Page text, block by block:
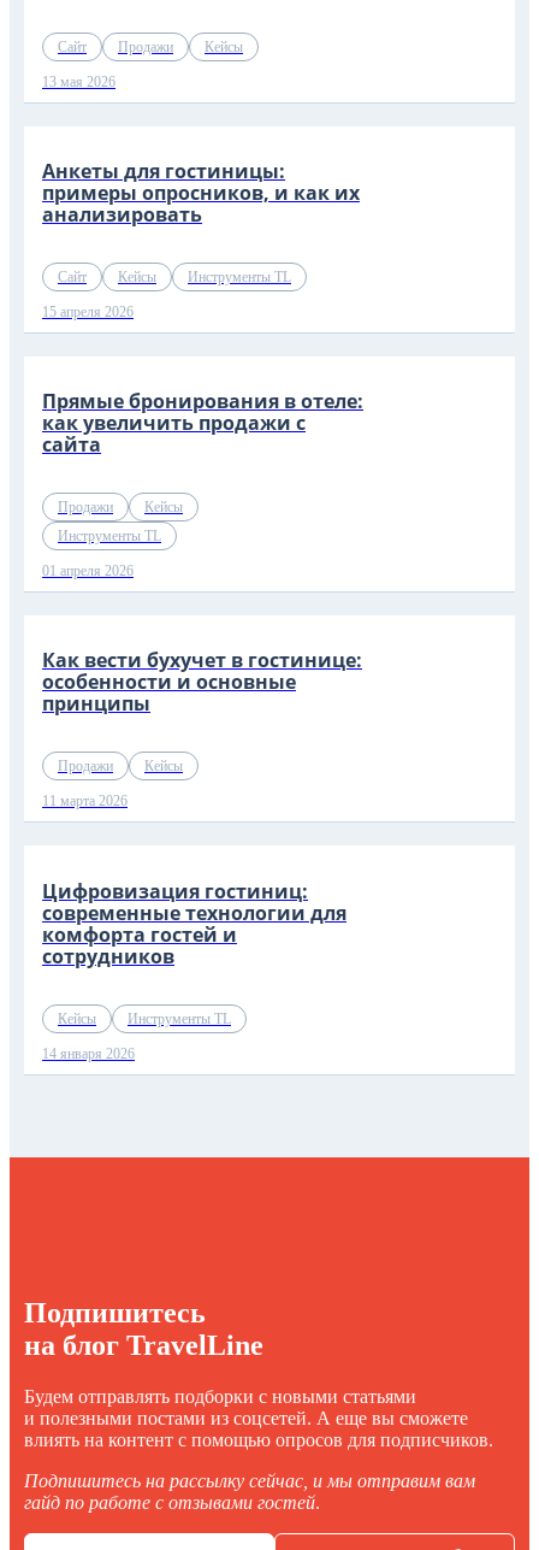
Сайт Продажи Кейсы
13 мая 2026
Анкеты для гостиницы:
примеры опросников, и как их
анализировать
Сайт Кейсы Инструменты TL
15 апреля 2026
Прямые бронирования в отеле:
как увеличить продажи с
сайта
Продажи
Кейсы
Инструменты TL
01 апреля 2026
Как вести бухучет в гостинице:
особенности и основные
принципы
Продажи Кейсы
11 марта 2026
Цифровизация гостиниц:
современные технологии для
комфорта гостей и
сотрудников
Кейсы Инструменты TL
14 января 2026
Подпишитесь
на блог TravelLine
Будем отправлять подборки с новыми статьями
и полезными постами из соцсетей. А еще вы сможете
влиять на контент с помощью опросов для подписчиков.
Подпишитесь на рассылку сейчас, и мы отправим вам
гайд по работе с отзывами гостей.